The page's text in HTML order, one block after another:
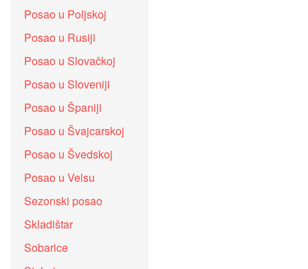
Posao u Poljskoj
Posao u Rusiji
Posao u Slovačkoj
Posao u Sloveniji
Posao u Španiji
Posao u Švajcarskoj
Posao u Švedskoj
Posao u Velsu
Sezonski posao
Skladištar
Sobarice